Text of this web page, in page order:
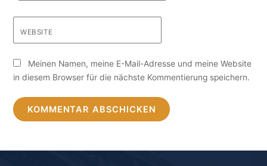
WEBSITE
Meinen Namen, meine E-Mail-Adresse und meine Website
in diesem Browser für die nächste Kommentierung speichern.